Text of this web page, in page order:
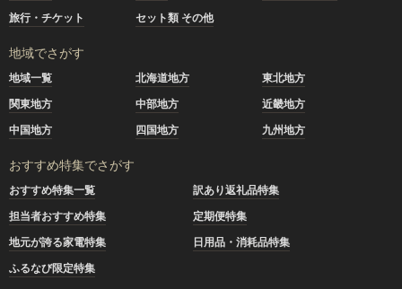
旅行・チケット
セット類 その他
地域でさがす
地域一覧 北海道地方
東北地方
関東地方
中部地方
近畿地方
中国地方
四国地方 九州地方
おすすめ特集でさがす
おすすめ特集一覧
訳あり返礼品特集
担当者おすすめ特集
定期便特集
地元が誇る家電特集
日用品・消耗品特集
ふるなび限定特集